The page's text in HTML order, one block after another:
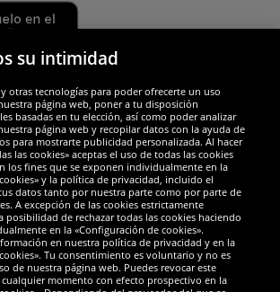
Galardones
su intimidad
otras tecnologías para poder ofrecerte un uso
página web, poner a tu disposición
basadas en tu elección, así como poder analizar
página web y recopilar datos con la ayuda de
para mostrarte publicidad personalizada. Al hacer
las cookies» aceptas el uso de todas las cookies
los fines que se exponen individualmente en la
y la política de privacidad, incluido el
datos tanto por nuestra parte como por parte de
A excepción de las cookies estrictamente
posibilidad de rechazar todas las cookies haciendo
en la «Configuración de cookies».
en nuestra política de privacidad y en la
Tu consentimiento es voluntario y no es
de nuestra página web. Puedes revocar este
momento con efecto prospectivo en la